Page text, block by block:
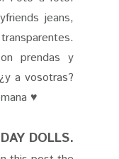
jeans,
prendas y
a vosotras?
♥
DOLLS.